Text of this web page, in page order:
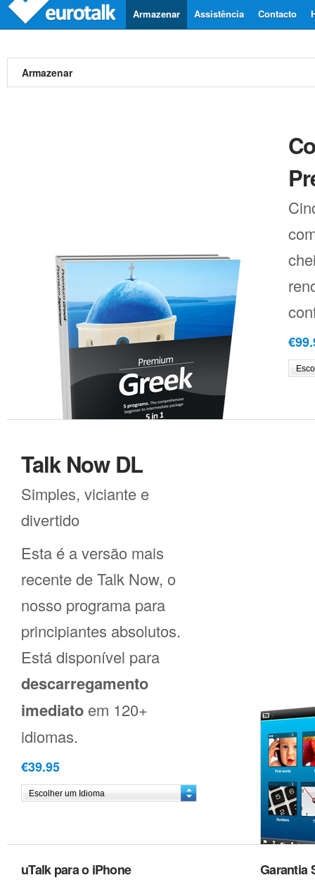
Contacto
Assistência
Armazenar
Armazenar
Talk Now DL
Simples, viciante e
divertido
Esta é a versão mais
recente de Talk Now, o
nosso programa para
principiantes absolutos.
Está disponível para
descarregamento
imediato em 120+
idiomas.
€39.95
uTalk para o iPhone Garantia